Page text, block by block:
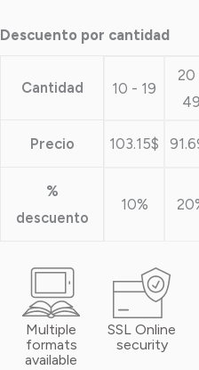
Descuento por cantidad
Cantidad 10 - 19
20
Precio 103.15$
%
descuento
10%
Multiple
formats
available
SSL Online
security